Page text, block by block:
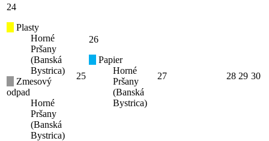
24
Plasty
Horné
Pršany
(Banská
Bystrica)
Zmesový
odpad
Horné
Pršany
(Banská
Bystrica)
25
26
Papier
Horné
Pršany
(Banská
Bystrica)
27 28 29 30